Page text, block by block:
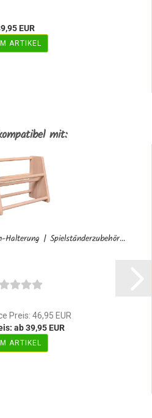
EUR
ARTIKEL
mit:
| Spielständerzubehör...
Preis: 46,95 EUR
ab 39,95 EUR
ARTIKEL